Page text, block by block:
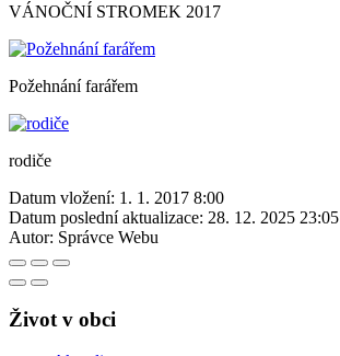
VÁNOČNÍ STROMEK 2017
Požehnání farářem
rodiče
Datum vložení: 1. 1. 2017 8:00
Datum poslední aktualizace: 28. 12. 2025 23:05
Autor: Správce Webu
Život v obci